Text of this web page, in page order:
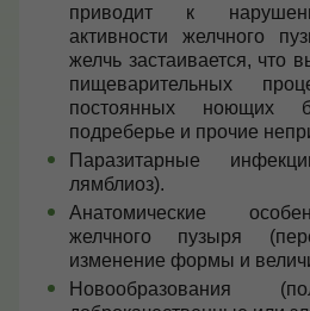
приводит к
активности желчного
желчь застаивается, что
пищеварительных
постоянных ноющих
подреберье и прочие
Паразитарные
лямблиоз).
Анатомические
желчного пузыря
изменение формы и
Новообразования